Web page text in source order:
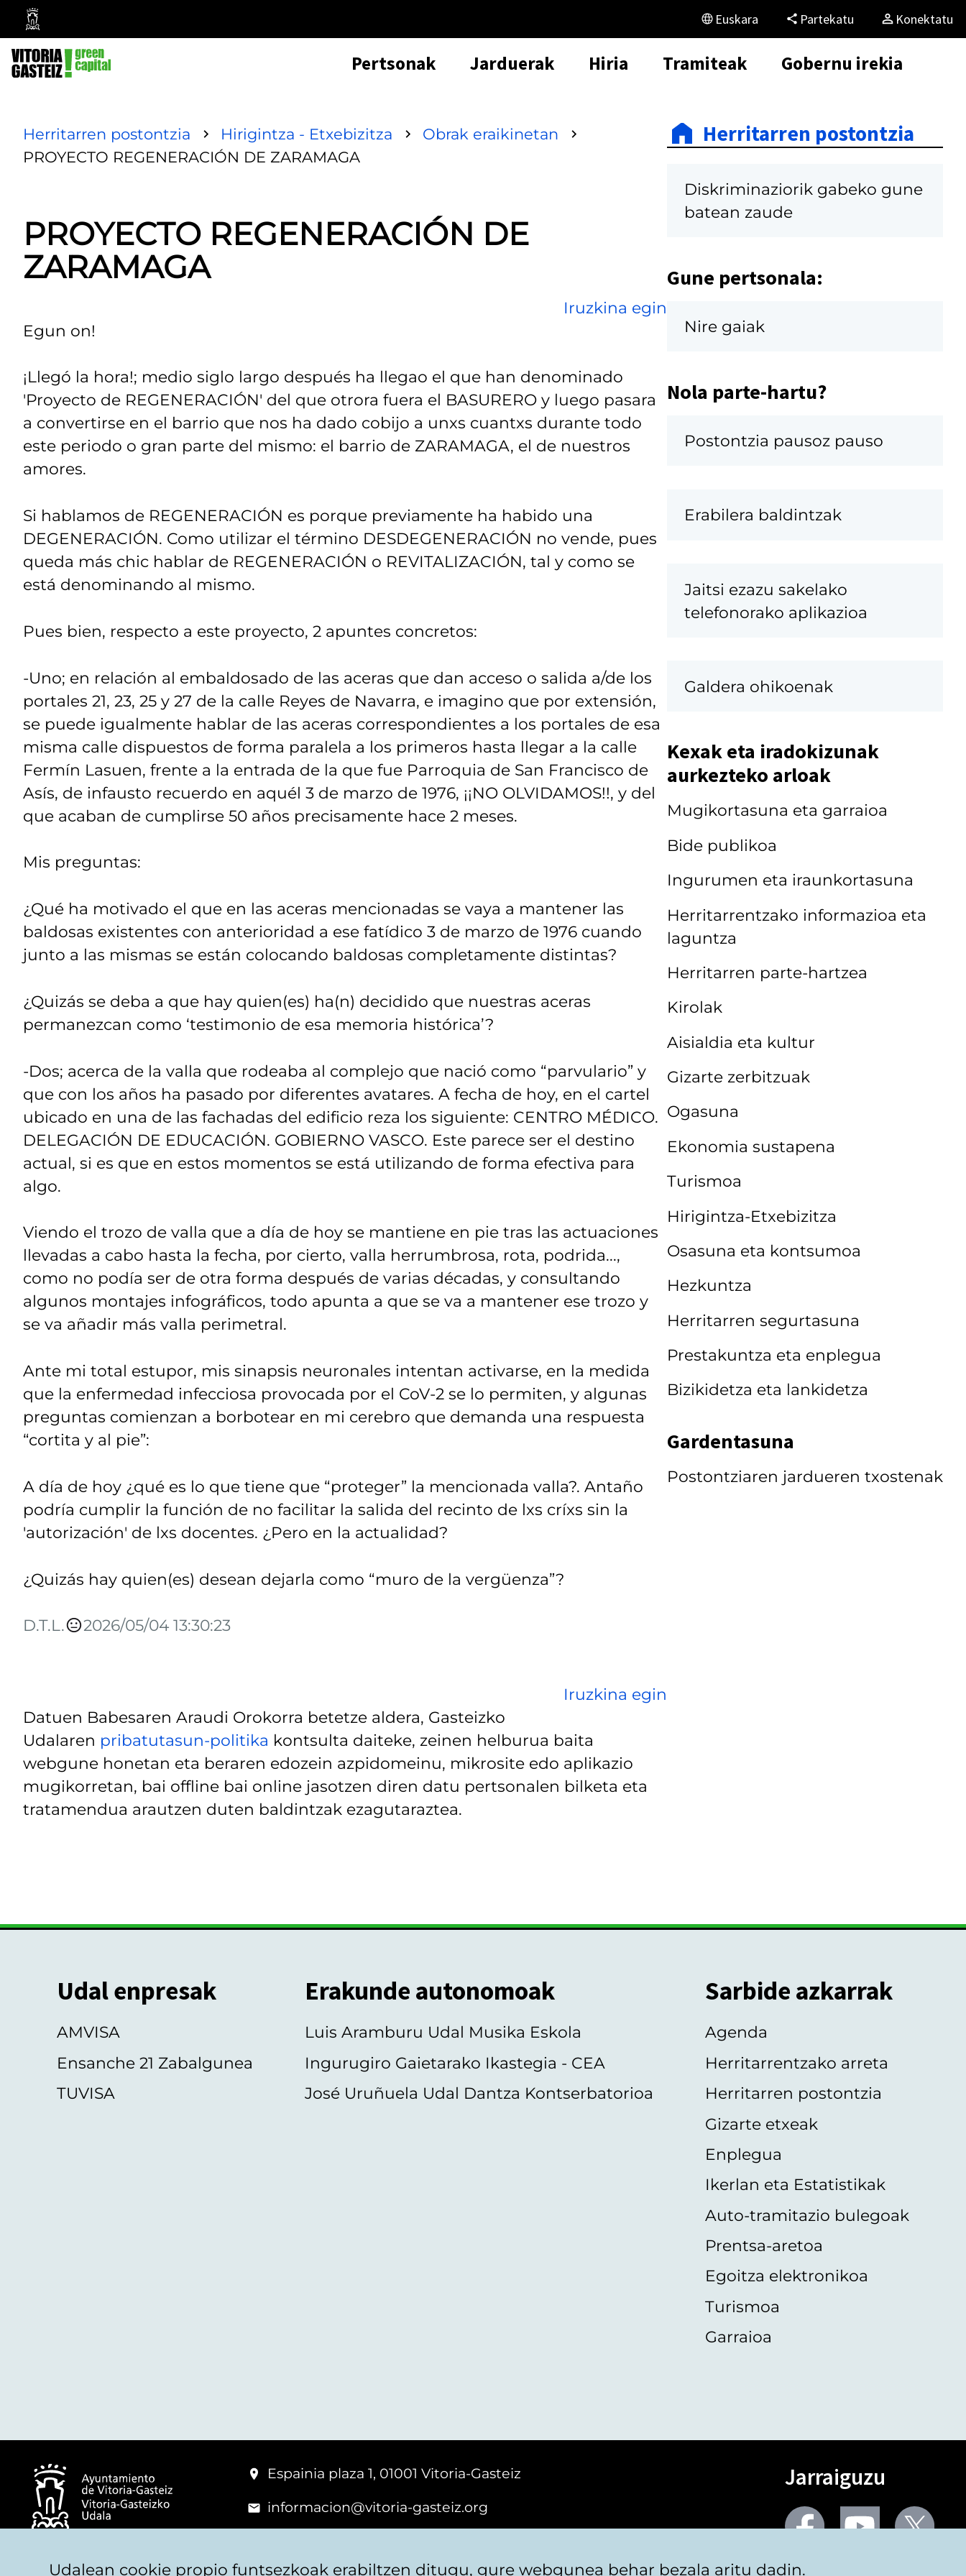
Vitoria-
Gasteizko
Udala
Euskara Partekatu Konektatu
Pertsonak Jarduerak Hiria Tramiteak Gobernu irekia
Herritarren postontzia Hirigintza - Etxebizitza
Obrak eraikinetan
PROYECTO REGENERACIÓN DE ZARAMAGA
PROYECTO REGENERACIÓN DE
ZARAMAGA
Iruzkina egin
Egun on!
¡Llegó la hora!; medio siglo largo después ha llegao el que han denominado
'Proyecto de REGENERACIÓN' del que otrora fuera el BASURERO y luego pasara
a convertirse en el barrio que nos ha dado cobijo a unxs cuantxs durante todo
este periodo o gran parte del mismo: el barrio de ZARAMAGA, el de nuestros
amores.
Si hablamos de REGENERACIÓN es porque previamente ha habido una
DEGENERACIÓN. Como utilizar el término DESDEGENERACIÓN no vende, pues
queda más chic hablar de REGENERACIÓN o REVITALIZACIÓN, tal y como se
está denominando al mismo.
Pues bien, respecto a este proyecto, 2 apuntes concretos:
-Uno; en relación al embaldosado de las aceras que dan acceso o salida a/de los
portales 21, 23, 25 y 27 de la calle Reyes de Navarra, e imagino que por extensión,
se puede igualmente hablar de las aceras correspondientes a los portales de esa
misma calle dispuestos de forma paralela a los primeros hasta llegar a la calle
Fermín Lasuen, frente a la entrada de la que fue Parroquia de San Francisco de
Asís, de infausto recuerdo en aquél 3 de marzo de 1976, ¡¡NO OLVIDAMOS!!, y del
que acaban de cumplirse 50 años precisamente hace 2 meses.
Mis preguntas:
¿Qué ha motivado el que en las aceras mencionadas se vaya a mantener las
baldosas existentes con anterioridad a ese fatídico 3 de marzo de 1976 cuando
junto a las mismas se están colocando baldosas completamente distintas?
¿Quizás se deba a que hay quien(es) ha(n) decidido que nuestras aceras
permanezcan como ‘testimonio de esa memoria histórica’?
-Dos; acerca de la valla que rodeaba al complejo que nació como “parvulario” y
que con los años ha pasado por diferentes avatares. A fecha de hoy, en el cartel
ubicado en una de las fachadas del edificio reza los siguiente: CENTRO MÉDICO.
DELEGACIÓN DE EDUCACIÓN. GOBIERNO VASCO. Este parece ser el destino
actual, si es que en estos momentos se está utilizando de forma efectiva para
algo.
Viendo el trozo de valla que a día de hoy se mantiene en pie tras las actuaciones
llevadas a cabo hasta la fecha, por cierto, valla herrumbrosa, rota, podrida...,
como no podía ser de otra forma después de varias décadas, y consultando
algunos montajes infográficos, todo apunta a que se va a mantener ese trozo y
se va añadir más valla perimetral.
Ante mi total estupor, mis sinapsis neuronales intentan activarse, en la medida
que la enfermedad infecciosa provocada por el CoV-2 se lo permiten, y algunas
preguntas comienzan a borbotear en mi cerebro que demanda una respuesta
“cortita y al pie”:
A día de hoy ¿qué es lo que tiene que “proteger” la mencionada valla?. Antaño
podría cumplir la función de no facilitar la salida del recinto de lxs críxs sin la
'autorización' de lxs docentes. ¿Pero en la actualidad?
¿Quizás hay quien(es) desean dejarla como “muro de la vergüenza”?
D.T.L. 2026/05/04 13:30:23
Iruzkina egin
Datuen Babesaren Araudi Orokorra betetze aldera, Gasteizko
Udalaren pribatutasun-politika kontsulta daiteke, zeinen helburua baita
webgune honetan eta beraren edozein azpidomeinu, mikrosite edo aplikazio
mugikorretan, bai offline bai online jasotzen diren datu pertsonalen bilketa eta
tratamendua arautzen duten baldintzak ezagutaraztea.
Herritarren postontzia
Diskriminaziorik gabeko gune
batean zaude
Gune pertsonala:
Nire gaiak
Nola parte-hartu?
Postontzia pausoz pauso
Erabilera baldintzak
Jaitsi ezazu sakelako
telefonorako aplikazioa
Galdera ohikoenak
Kexak eta iradokizunak
aurkezteko arloak
Mugikortasuna eta garraioa
Bide publikoa
Ingurumen eta iraunkortasuna
Herritarrentzako informazioa eta
laguntza
Herritarren parte-hartzea
Kirolak
Aisialdia eta kultur
Gizarte zerbitzuak
Ogasuna
Ekonomia sustapena
Turismoa
Hirigintza-Etxebizitza
Osasuna eta kontsumoa
Hezkuntza
Herritarren segurtasuna
Prestakuntza eta enplegua
Bizikidetza eta lankidetza
Gardentasuna
Postontziaren jardueren txostenak
Udal enpresak
AMVISA
Ensanche 21 Zabalgunea
TUVISA
Erakunde autonomoak
Luis Aramburu Udal Musika Eskola
Ingurugiro Gaietarako Ikastegia - CEA
José Uruñuela Udal Dantza Kontserbatorioa
Sarbide azkarrak
Agenda
Herritarrentzako arreta
Herritarren postontzia
Gizarte etxeak
Enplegua
Ikerlan eta Estatistikak
Auto-tramitazio bulegoak
Prentsa-aretoa
Egoitza elektronikoa
Turismoa
Garraioa
© Vitoria-Gasteizko Udala
Espainia plaza 1, 01001 Vitoria-Gasteiz
informacion@vitoria-gasteiz.org
Jarraiguzu
Facebook Youtube
Udalean cookie propio funtsezkoak erabiltzen ditugu, gure webgunea behar bezala aritu dadin.